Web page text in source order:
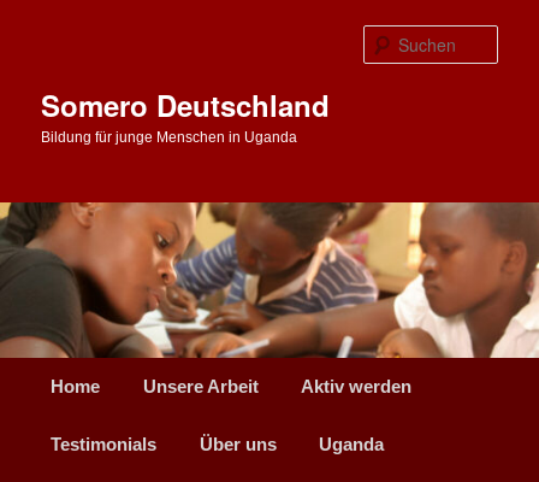
Somero Deutschland
Bildung für junge Menschen in Uganda
Home Unsere Arbeit Aktiv werden
Testimonials Über uns Uganda